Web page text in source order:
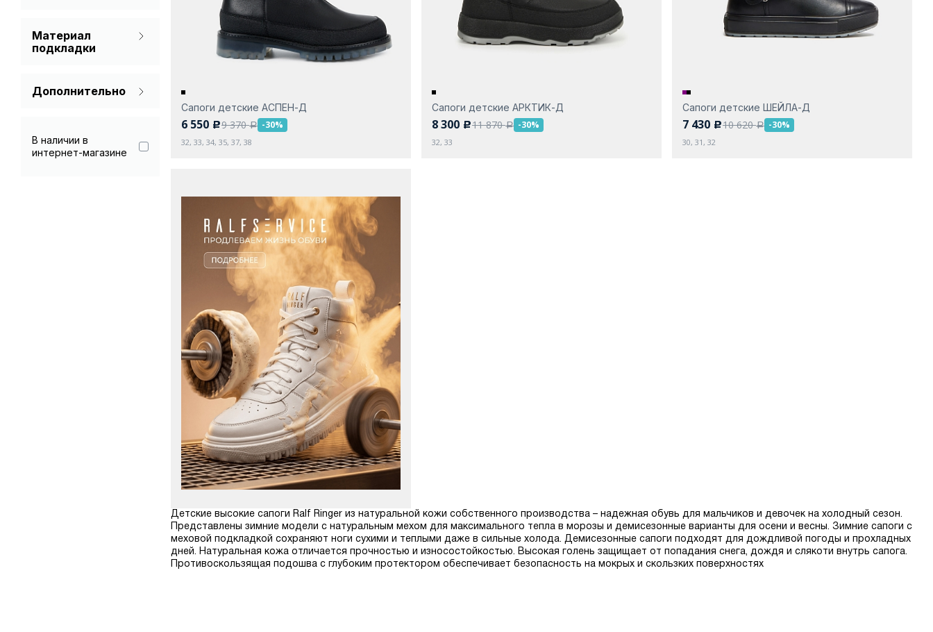
Материал
подкладки
Натуральная кожа
Дополнительно
В наличии в
интернет-магазине
Сапоги детские АСПЕН-Д
6 550 c9 370a -30%
32, 33, 34, 35, 37, 38
Сапоги детские АРКТИК-Д
8 300 c11 870a -30%
32, 33
Сапоги детские ШЕЙЛА-Д
7 430 c10 620a -30%
30, 31, 32
Детские высокие сапоги Ralf Ringer из натуральной кожи собственного производства – надежная обувь для мальчиков и девочек на холодный сезон.
Представлены зимние модели с натуральным мехом для максимального тепла в морозы и демисезонные варианты для осени и весны. Зимние сапоги с
меховой подкладкой сохраняют ноги сухими и теплыми даже в сильные холода. Демисезонные сапоги подходят для дождливой погоды и прохладных
дней. Натуральная кожа отличается прочностью и износостойкостью. Высокая голень защищает от попадания снега, дождя и слякоти внутрь сапога.
Противоскользящая подошва с глубоким протектором обеспечивает безопасность на мокрых и скользких поверхностях